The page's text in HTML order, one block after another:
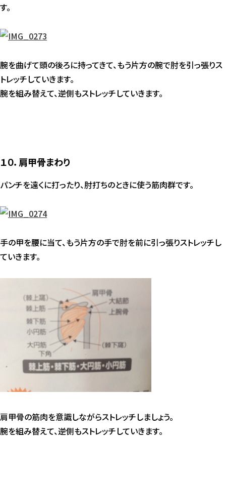
す。
腕を曲げて頭の後ろに持ってきて、もう片方の腕で肘を引っ張りス
トレッチしていきます。
腕を組み替えて、逆側もストレッチしていきます。
１０．肩甲骨まわり
パンチを遠くに打ったり、肘打ちのときに使う筋肉群です。
手の甲を腰に当て、もう片方の手で肘を前に引っ張りストレッチし
ていきます。
肩甲骨の筋肉を意識しながらストレッチしましょう。
腕を組み替えて、逆側もストレッチしていきます。